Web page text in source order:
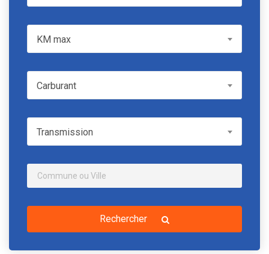
KM max
CarburantCarburant
TransmissionTransmission
Rechercher